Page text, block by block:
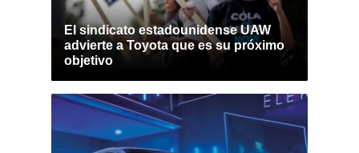
El sindicato estadounidense UAW
advierte a Toyota que es su próximo
objetivo